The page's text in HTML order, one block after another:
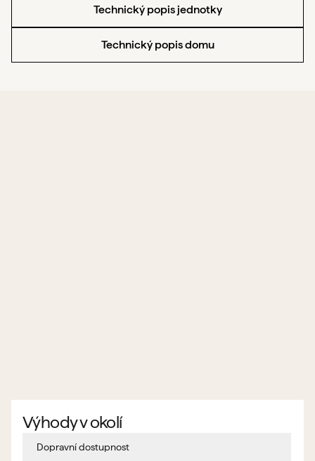
Technický popis jednotky
Technický popis domu
Výhody v okolí
Dopravní dostupnost